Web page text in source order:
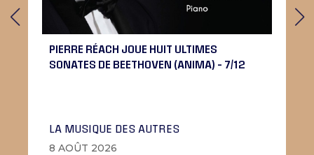
PIERRE RÉACH JOUE HUIT ULTIMES
SONATES DE BEETHOVEN (ANIMA) – 7/12
LA MUSIQUE DES AUTRES
8 AOÛT 2026